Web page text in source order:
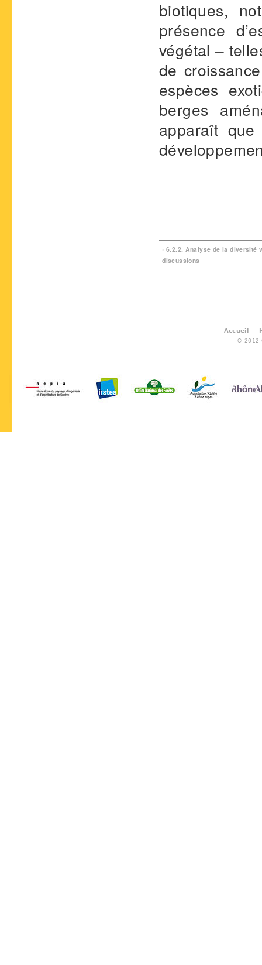
biotiques,
présence
végétal –
de
espèces
berges
apparaît
‹ 6.2.2. Analyse de la diversité
discussions
Accueil
© 2012